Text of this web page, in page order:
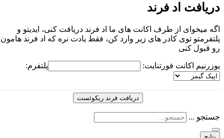
دریافت اد فرند
اگه میخوای از طرف اکانت های ما اد فرند دریافت کنی، ایدیتو و
پلتفرمتو توی کادر های زیر وارد کن، فقط یادت نره که اد فرند هامون
رو قبول کنی
یوزرنیم اکانت فورتنایت: پلتفرم:
جستجو ...
نتایج